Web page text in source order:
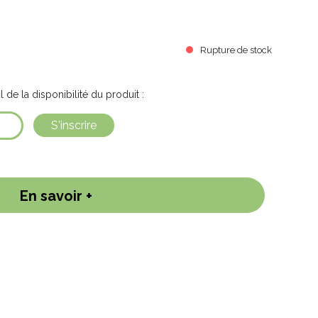
et ornementales d'acclimatation.
Rupture de stock
de la disponibilité du produit :
S'inscrire
En savoir +